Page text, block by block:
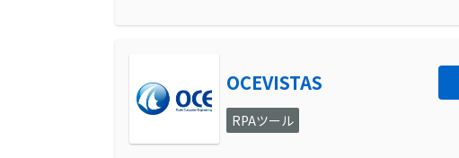
OCEVISTAS
RPAツール